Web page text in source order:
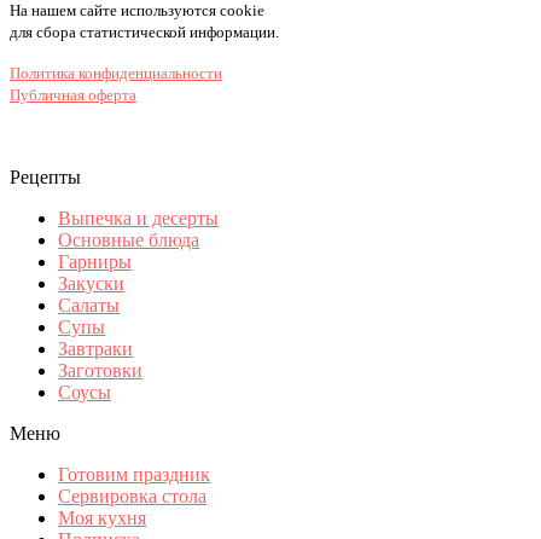
На нашем сайте используются cookie
для сбора статистической информации.
Политика конфиденциальности
Публичная оферта
Рецепты
Выпечка и десерты
Основные блюда
Гарниры
Закуски
Салаты
Супы
Завтраки
Заготовки
Соусы
Меню
Готовим праздник
Сервировка стола
Моя кухня